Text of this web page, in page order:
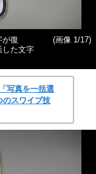
が復
た文字
(画像 1/17)
写真を一括選
スワイプ技